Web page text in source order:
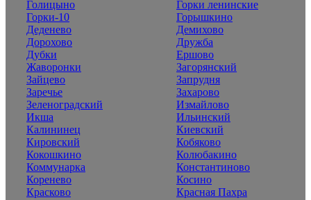
Голицыно
Горки ленинские
Горки-10
Горышкино
Деденево
Демихово
Дорохово
Дружба
Дубки
Ершово
Жаворонки
Загорянский
Зайцево
Запрудня
Заречье
Захарово
Зеленоградский
Измайлово
Икша
Ильинский
Калининец
Киевский
Кировский
Кобяково
Кокошкино
Колюбакино
Коммунарка
Константиново
Коренево
Косино
Красково
Красная Пахра